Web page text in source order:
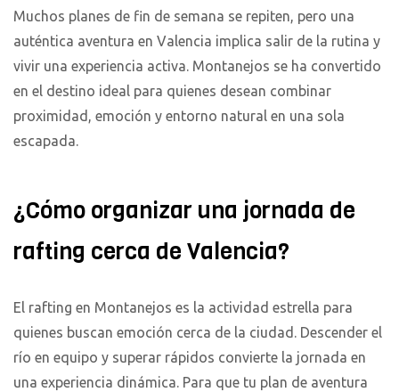
Muchos planes de fin de semana se repiten, pero una
auténtica aventura en Valencia implica salir de la rutina y
vivir una experiencia activa. Montanejos se ha convertido
en el destino ideal para quienes desean combinar
proximidad, emoción y entorno natural en una sola
escapada.
¿Cómo organizar una jornada de
rafting cerca de Valencia?
El rafting en Montanejos es la actividad estrella para
quienes buscan emoción cerca de la ciudad. Descender el
río en equipo y superar rápidos convierte la jornada en
una experiencia dinámica. Para que tu plan de aventura